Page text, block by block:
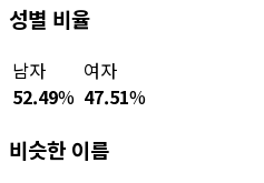
성별 비율
남자
52.49%
여자
47.51%
비슷한 이름